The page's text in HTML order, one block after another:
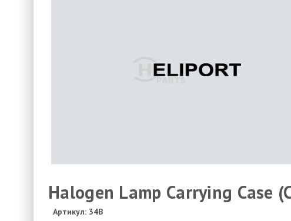
Halogen Lamp Carrying Case
Артикул: 34B